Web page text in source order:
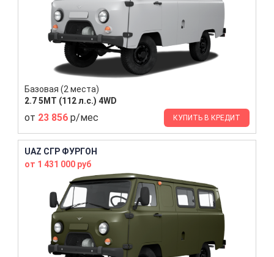
Базовая (2 места)
2.7 5MT (112 л.с.) 4WD
от 23 856 р/мес КУПИТЬ В КРЕДИТ
UAZ СГР ФУРГОН
от 1 431 000 руб